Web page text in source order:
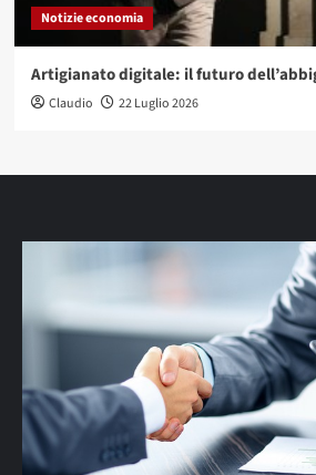
Notizie economia
Artigianato digitale: il futuro
Claudio 22 Luglio 2026